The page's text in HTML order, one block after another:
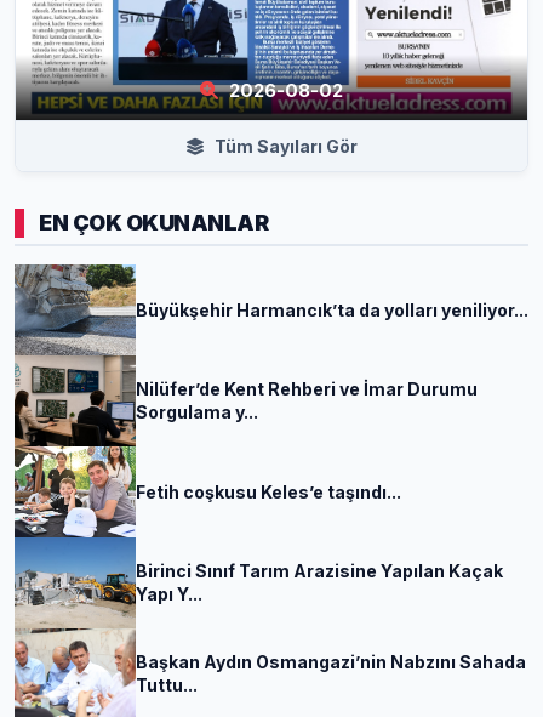
2026-08-02
Tüm Sayıları Gör
EN ÇOK OKUNANLAR
Büyükşehir Harmancık’ta da yolları yeniliyor...
Nilüfer’de Kent Rehberi ve İmar Durumu
Sorgulama y...
Fetih coşkusu Keles’e taşındı...
Birinci Sınıf Tarım Arazisine Yapılan Kaçak
Yapı Y...
Başkan Aydın Osmangazi’nin Nabzını Sahada
Tuttu...